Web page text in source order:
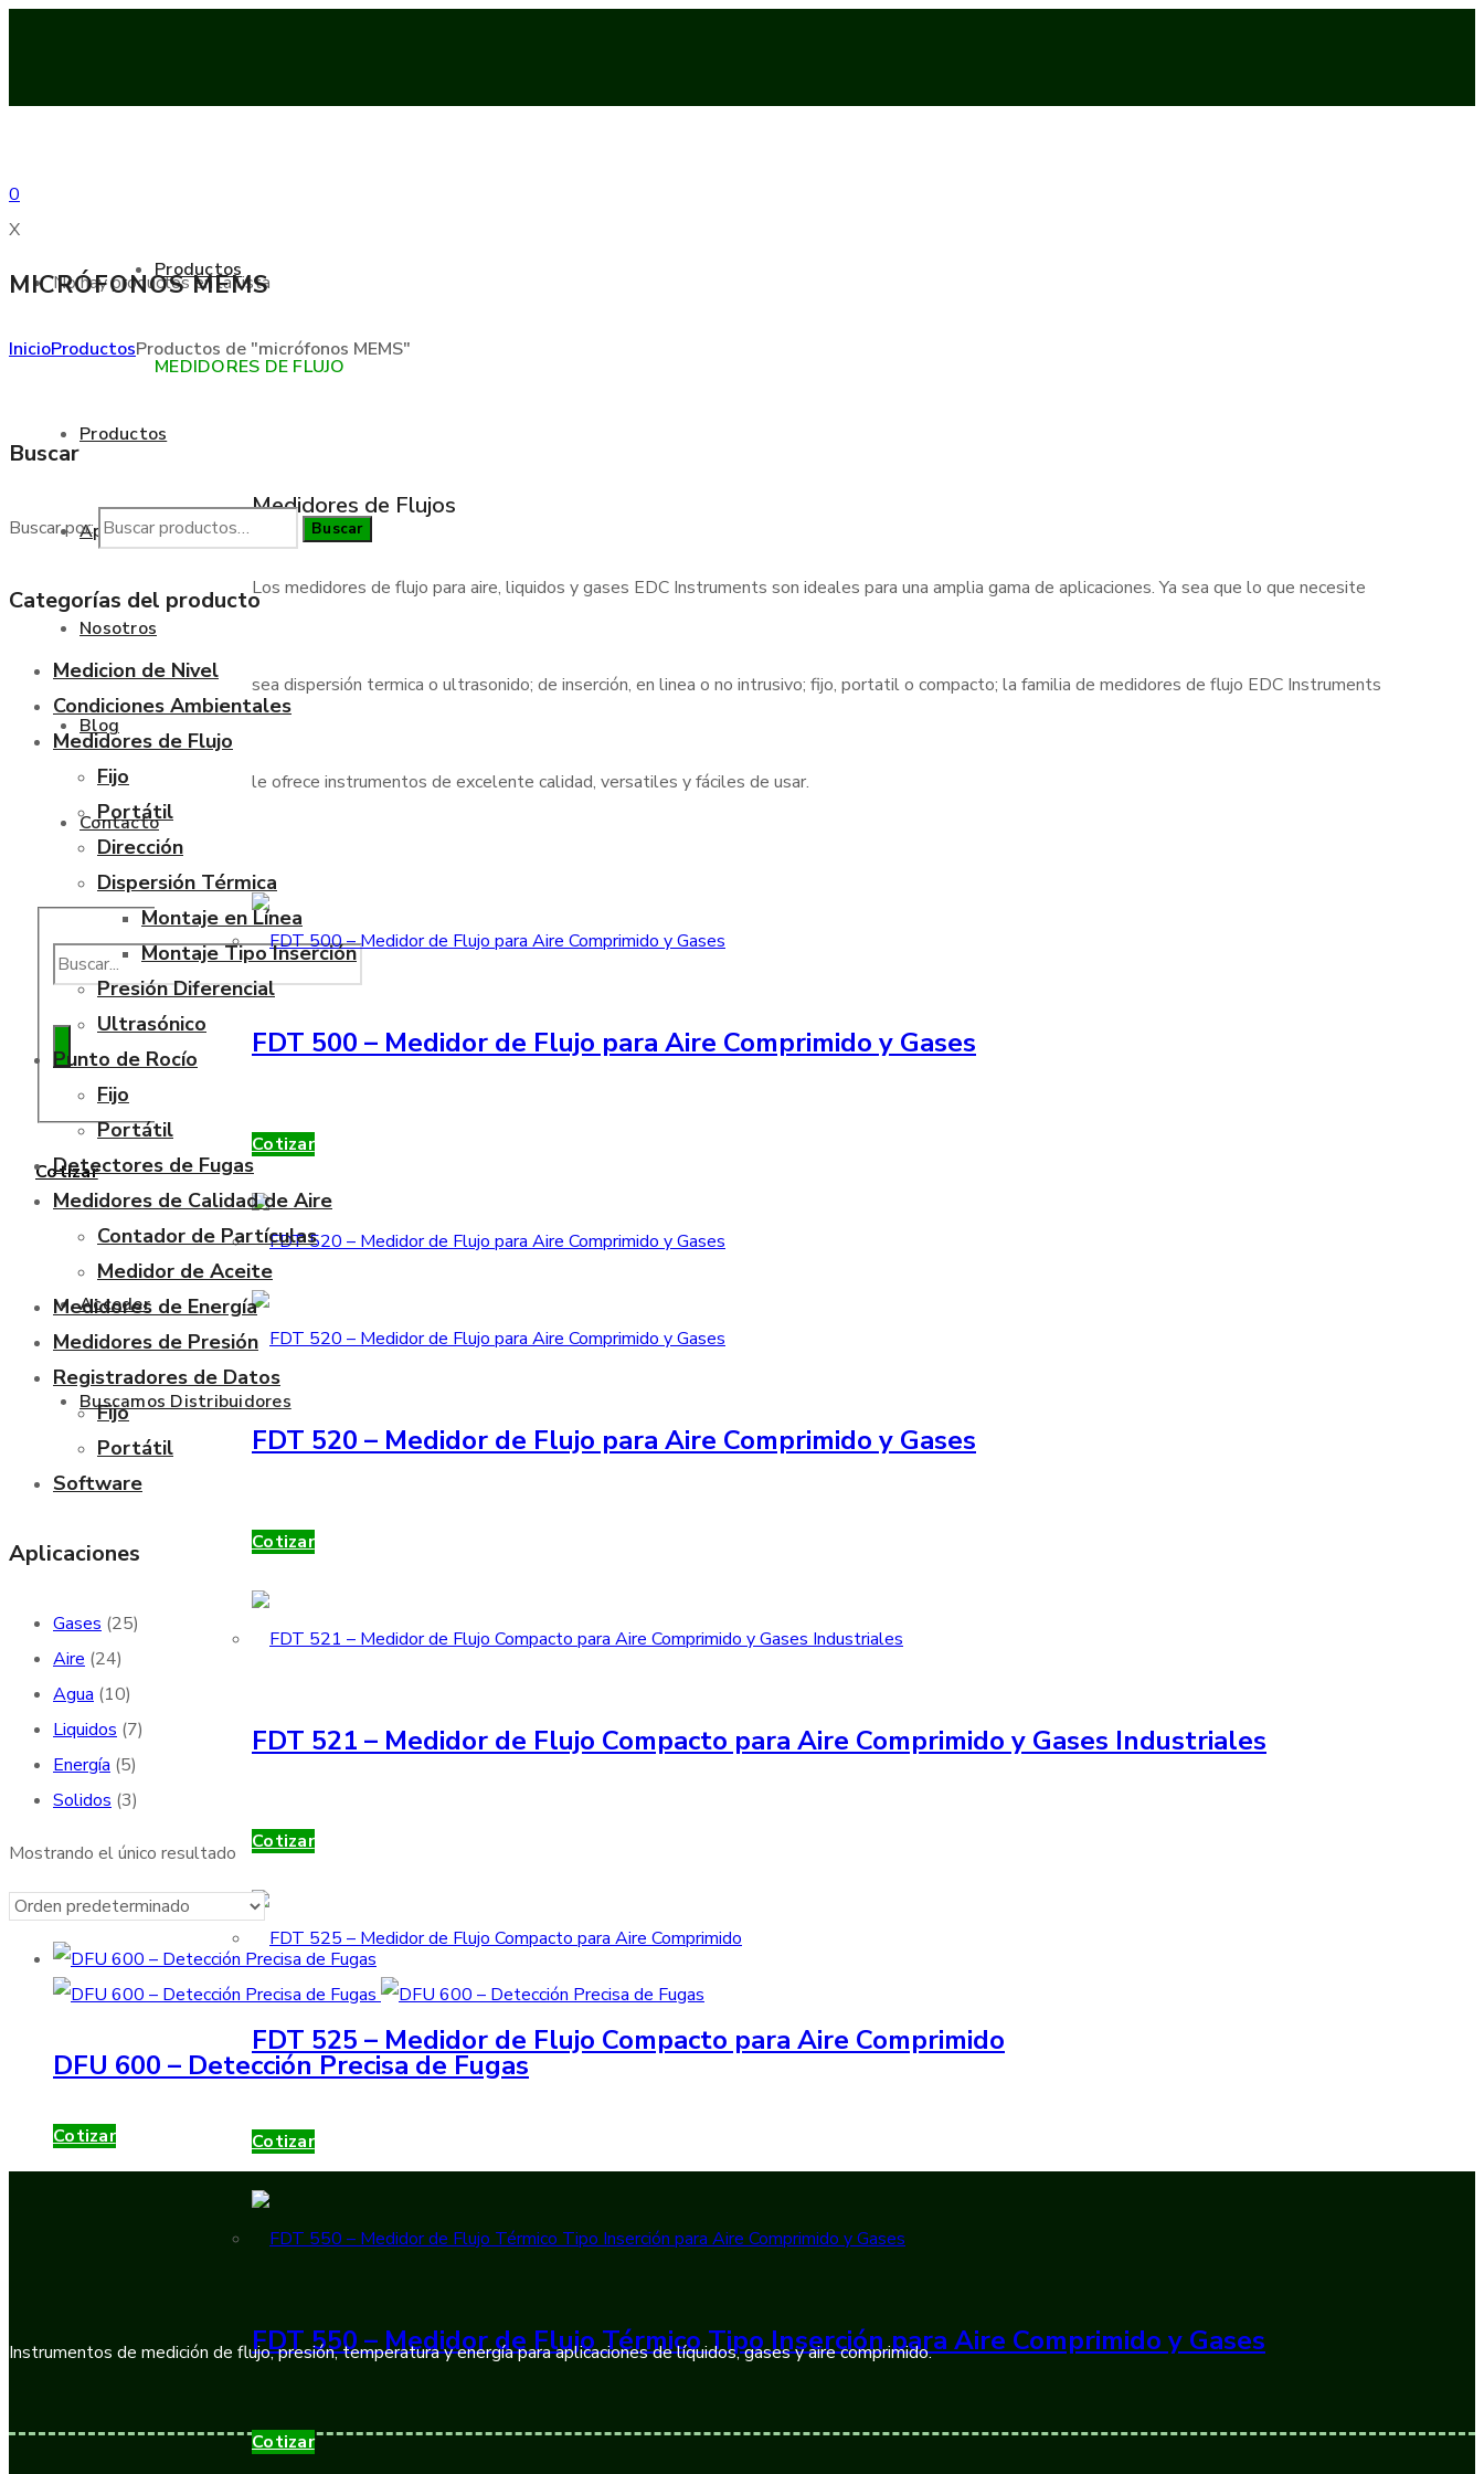
0
X
No hay productos en la lista
Productos
Aplicaciones
Nosotros
Blog
Contacto
Cotizar
Acceder
Buscamos Distribuidores
Productos
MEDIDORES DE FLUJO
Medidores de Flujos
Los medidores de flujo para aire, liquidos y gases EDC Instruments son ideales para una amplia gama de aplicaciones. Ya sea que lo que necesite
sea dispersión termica o ultrasonido; de inserción, en linea o no intrusivo; fijo, portatil o compacto; la familia de medidores de flujo EDC Instruments
le ofrece instrumentos de excelente calidad, versatiles y fáciles de usar.
FDT 500 – Medidor de Flujo para Aire Comprimido y Gases
Cotizar
FDT 520 – Medidor de Flujo para Aire Comprimido y Gases
Cotizar
FDT 521 – Medidor de Flujo Compacto para Aire Comprimido y Gases Industriales
Cotizar
FDT 525 – Medidor de Flujo Compacto para Aire Comprimido
Cotizar
FDT 550 – Medidor de Flujo Térmico Tipo Inserción para Aire Comprimido y Gases
Cotizar
MICRÓFONOS MEMS
InicioProductosProductos de "micrófonos MEMS"
Buscar
Buscar por: Buscar
Categorías del producto
Medicion de Nivel
Condiciones Ambientales
Medidores de Flujo
Fijo
Portátil
Dirección
Dispersión Térmica
Montaje en Línea
Montaje Tipo Inserción
Presión Diferencial
Ultrasónico
Punto de Rocío
Fijo
Portátil
Detectores de Fugas
Medidores de Calidad de Aire
Contador de Partículas
Medidor de Aceite
Medidores de Energía
Medidores de Presión
Registradores de Datos
Fijo
Portátil
Software
Aplicaciones
Gases (25)
Aire (24)
Agua (10)
Liquidos (7)
Energía (5)
Solidos (3)
Mostrando el único resultado
DFU 600 – Detección Precisa de Fugas
Cotizar
Instrumentos de medición de flujo, presión, temperatura y energía para aplicaciones de líquidos, gases y aire comprimido.